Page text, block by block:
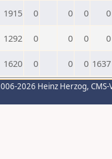
1915 0 0 0 0
1292 0 0 0 0
1620 0 0 0 1637
2026 Heinz Herzog,